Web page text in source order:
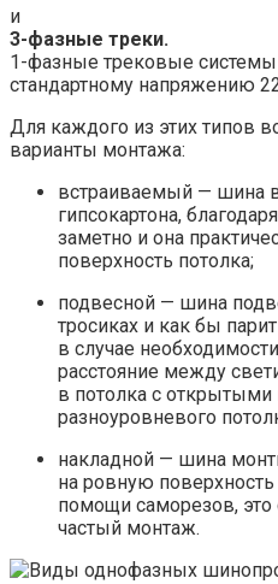
и
3-фазные треки.
1-фазные трековые
стандартному напряжению
Для каждого из этих типов
варианты монтажа:
встраиваемый — шина
гипсокартона,
заметно и она
поверхность потолка;
подвесной — шина
тросиках и как бы
в случае
расстояние между
в потолка с
разноуровневого
накладной — шина
на ровную
помощи саморезов,
частый монтаж.